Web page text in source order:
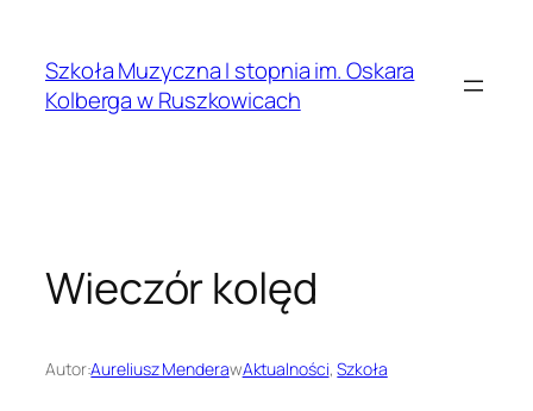
treściSzkoła Muzyczna I stopnia im. Oskara
Kolberga w Ruszkowicach
Wieczór kolęd
Autor:Aureliusz MenderawAktualności, Szkoła